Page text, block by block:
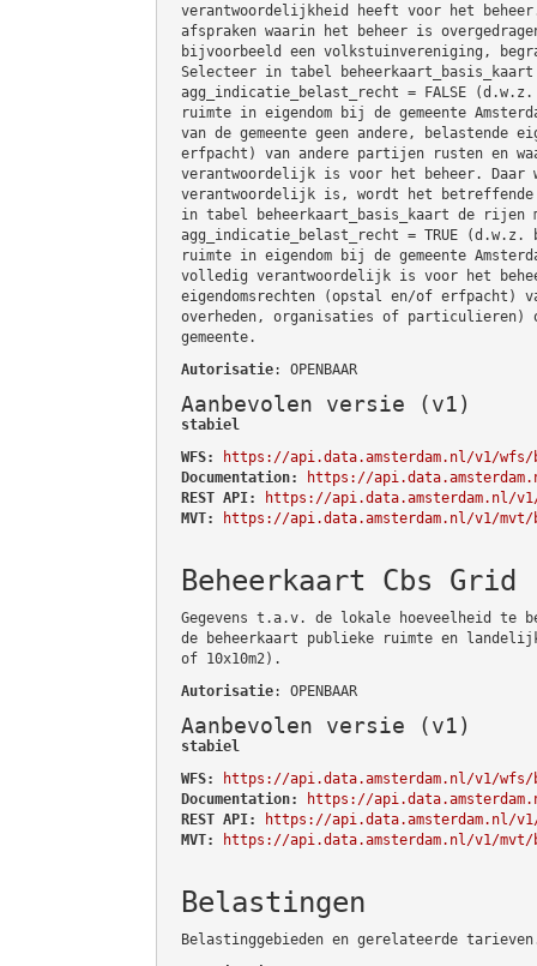
verantwoordelijkheid heeft voor het
afspraken waarin het beheer is
bijvoorbeeld een volkstuinvereniging,
Selecteer in tabel
agg_indicatie_belast_recht = FALSE
ruimte in eigendom bij de gemeente
van de gemeente geen andere, belastende
erfpacht) van andere partijen rusten en
verantwoordelijk is voor het beheer. Daar
verantwoordelijk is, wordt het
in tabel beheerkaart_basis_kaart de rijen
agg_indicatie_belast_recht = TRUE
ruimte in eigendom bij de gemeente
volledig verantwoordelijk is voor het
eigendomsrechten (opstal en/of erfpacht)
overheden, organisaties of particulieren)
gemeente.
Autorisatie: OPENBAAR
Aanbevolen versie (v1)
stabiel
WFS:
https://api.data.amsterdam.nl/v1/wfs/
Documentation:
https://
REST API:
https://api.data.amsterdam.nl/
MVT:
https://api.data.amsterdam.nl/v1/mvt/
Beheerkaart Cbs Grid
Gegevens t.a.v. de lokale hoeveelheid te
de beheerkaart publieke ruimte en landelijk
of 10x10m2).
Autorisatie: OPENBAAR
Aanbevolen versie (v1)
stabiel
WFS:
https://api.data.amsterdam.nl/v1/wfs/
Documentation:
https://
REST API:
https://api.data.amsterdam.nl/
MVT:
https://api.data.amsterdam.nl/v1/mvt/
Belastingen
Belastinggebieden en gerelateerde